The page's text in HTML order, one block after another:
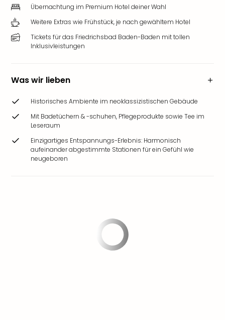
Übernachtung im Premium Hotel deiner Wahl
Weitere Extras wie Frühstück, je nach gewähltem Hotel
Tickets für das Friedrichsbad Baden-Baden mit tollen
Inklusivleistungen
Was wir lieben
Historisches Ambiente im neoklassizistischen Gebäude
Mit Badetüchern & -schuhen, Pflegeprodukte sowie Tee im
Leseraum
Einzigartiges Entspannungs-Erlebnis: Harmonisch
aufeinander abgestimmte Stationen für ein Gefühl wie
neugeboren